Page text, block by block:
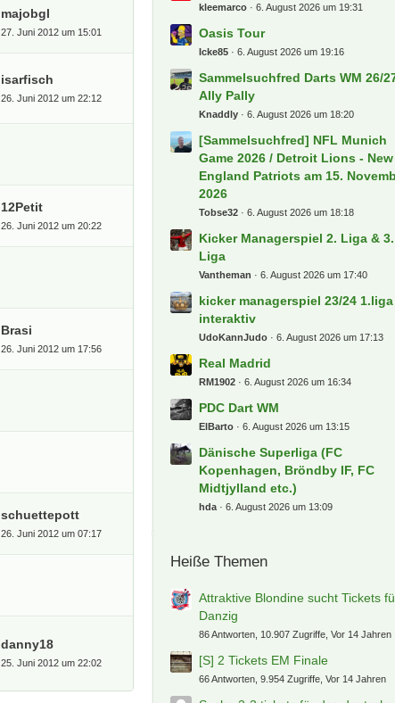
majobgl
27. Juni 2012 um 15:01
isarfisch
26. Juni 2012 um 22:12
12Petit
26. Juni 2012 um 20:22
Brasi
26. Juni 2012 um 17:56
schuettepott
26. Juni 2012 um 07:17
danny18
25. Juni 2012 um 22:02
Kartograph 6. August 2026 um 21:28
Der "Deutsche - Bahn - Sparfred"
Aktionen und Gutscheine
8Prozent 6. August 2026 um 21:28
Alles rund um die Regionalliga
NORD-OST
Cemko92 6. August 2026 um 21:26
Der Biete und Suche "Deutsche -
Bahn - Sparfred" Aktionen und
Gutscheine
podollski92 6. August 2026 um 21:09
Der tooor Laberfred
Valderama
Diskussionen
SoccerKing
kleemarco 6. August 2026 um 19:31
Icke85 6. August 2026 um 19:16
Ally Pally
Knaddly 6. August 2026 um 18:20
[Sammelsuchfred] NFL Munich
2026
Kicker Managerspiel 2. Liga & 3.
Liga
Vantheman 6. August 2026 um 17:40
kicker managerspiel 23/24 1.liga
interaktiv